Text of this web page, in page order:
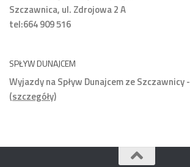
Szczawnica, ul. Zdrojowa 2 A
tel:664 909 516
SPŁYW DUNAJCEM
Wyjazdy na Spływ Dunajcem ze Szczawnicy -
(szczegóły)